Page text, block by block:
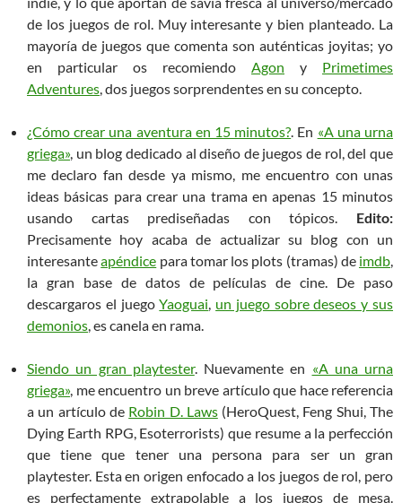
de los juegos de rol. Muy interesante y bien planteado. La
mayoría de juegos que comenta son auténticas joyitas; yo
en particular os recomiendo Agon y Primetimes
Adventures, dos juegos sorprendentes en su concepto.
¿Cómo crear una aventura en 15 minutos?. En «A una urna
griega», un blog dedicado al diseño de juegos de rol, del que
me declaro fan desde ya mismo, me encuentro con unas
ideas básicas para crear una trama en apenas 15 minutos
usando cartas prediseñadas con tópicos. Edito:
Precisamente hoy acaba de actualizar su blog con un
interesanteapéndice para tomar los plots (tramas) de imdb,
la gran base de datos de películas de cine. De paso
descargaros el juegoYaoguai, un juego sobre deseos y sus
demonios, es canela en rama.
Siendo un gran playtester. Nuevamente en «A una urna
griega», me encuentro un breve artículo que hace referencia
a un artículo de Robin D. Laws(HeroQuest, Feng Shui, The
Dying Earth RPG, Esoterrorists) que resume a la perfección
que tiene que tener una persona para ser un gran
playtester. Esta en origen enfocado a los juegos de rol, pero
es perfectamente extrapolable a los juegos de mesa.